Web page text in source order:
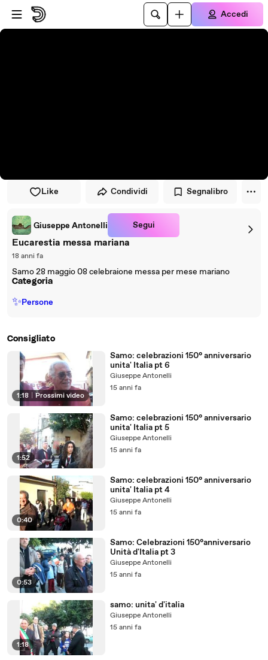
Vai al lettore
Passa al contenuto principale
Accedi
Like Condividi Segnalibro
Giuseppe Antonelli Segui
Eucarestia messa mariana
18 anni fa
Samo 28 maggio 08 celebraione messa per mese mariano
Categoria
✨Persone
Consigliato
1:18 Prossimi video
Samo: celebrazioni 150° anniversario
unita' Italia pt 6
Giuseppe Antonelli
15 anni fa
1:52
Samo: celebrazioni 150° anniversario
unita' Italia pt 5
Giuseppe Antonelli
15 anni fa
0:40
Samo: celebrazioni 150° anniversario
unita' Italia pt 4
Giuseppe Antonelli
15 anni fa
0:53
Samo: Celebrazioni 150°anniversario
Unità d'Italia pt 3
Giuseppe Antonelli
15 anni fa
1:18
samo: unita' d'italia
Giuseppe Antonelli
15 anni fa